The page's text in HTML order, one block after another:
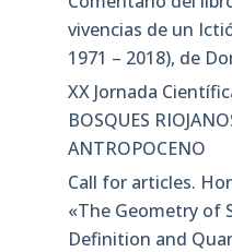
vivencias de un
1971 – 2018), de
XX Jornada
BOSQUES
ANTROPOCENO
Call for articles.
«The Geometry of
Definition and